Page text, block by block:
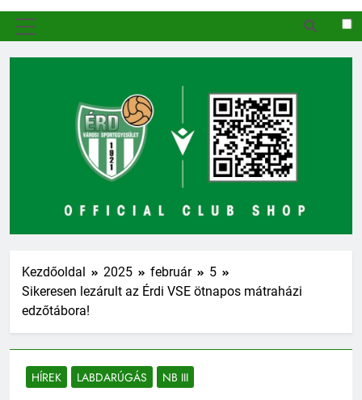
Kezdőoldal 2025 február
5
Sikeresen lezárult az Érdi VSE ötnapos mátraházi
edzőtábora!
HÍREK LABDARÚGÁS NB III